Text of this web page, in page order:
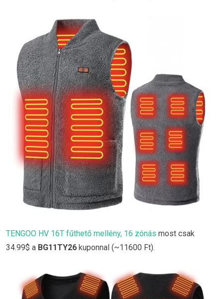
TENGOO HV 16T fűthető mellény, 16 zónás most csak
34.99$ a BG11TY26 kuponnal (~11600 Ft).